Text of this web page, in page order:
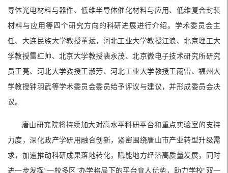
导体光电材料与器件、低维半导体催化材料与应用、低维复合封装
材料与应用等四个研究方向的科研进展进行介绍。学术委员会主
任、大连民族大学教授董斌，河北工业大学教授江浪、北京理工大
学教授雷红帅、北京大学教授裴永茂、北京微电子技术研究所研究
员王亮、河北大学教授王淑芳、河北工业大学教授王雨雷、福州大
学教授钟羽武等学术委员会委员给予评议与建议，并形成委员会决
议。
唐山研究院将持续加大对高水平科研平台和重点实验室的支持
力度，深化政产学研用融合创新，紧密围绕唐山市产业转型升级需
求，加速推动科研成果落地转化，赋能地方经济高质量发展，同时
进一步发挥“一校多区”办学格局下的平台育人优势，助力学校“双一